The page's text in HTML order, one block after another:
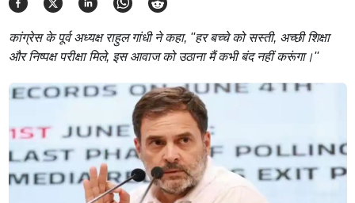
कांग्रेस के पूर्व अध्यक्ष राहुल गांधी ने कहा, ''हर बच्चे को सस्ती, अच्छी शिक्षा
और निष्पक्ष परीक्षा मिले, इस आवाज को उठाना मैं कभी बंद नहीं करूंगा।''